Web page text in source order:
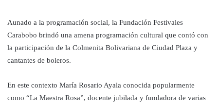
Aunado a la programación social, la Fundación Festivales
Carabobo brindó una amena programación cultural que contó con
la participación de la Colmenita Bolivariana de Ciudad Plaza y
cantantes de boleros.
En este contexto María Rosario Ayala conocida popularmente
como “La Maestra Rosa”, docente jubilada y fundadora de varias